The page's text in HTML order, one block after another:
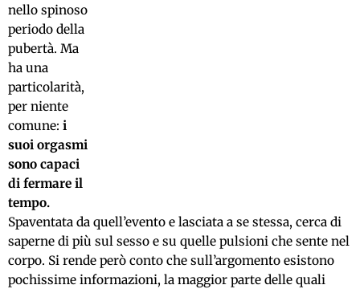
nello spinoso
periodo della
pubertà. Ma
ha una
particolarità,
per niente
comune: i
suoi orgasmi
sono capaci
di fermare il
tempo.
Spaventata da quell’evento e lasciata a se stessa, cerca di
saperne di più sul sesso e su quelle pulsioni che sente nel
corpo. Si rende però conto che sull’argomento esistono
pochissime informazioni, la maggior parte delle quali